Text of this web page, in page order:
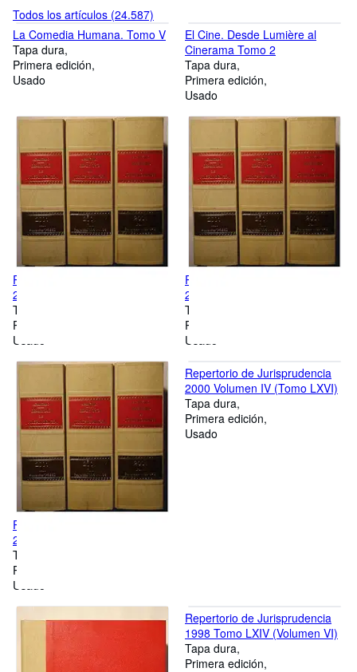
Todos los artículos (24.587)
La Comedia Humana. Tomo V
Tapa dura
Primera edición
Usado
El Cine. Desde Lumière al
Cinerama Tomo 2
Tapa dura
Primera edición
Usado
Repertorio de Jurisprudencia
2001 Vol.II (Tomo LXVII)
Tapa dura
Primera edición
Usado
Repertorio de Jurisprudencia
2001 Volumen III (Tomo LXVII)
Tapa dura
Primera edición
Usado
Repertorio de Jurisprudencia
2001 Vol 1 (Tomo LXVII)
Tapa dura
Primera edición
Usado
Repertorio de Jurisprudencia
2000 Volumen IV (Tomo LXVI)
Tapa dura
Primera edición
Usado
Repertorio de Jurisprudencia
1998 Tomo LXIV (Volumen VI)
Tapa dura
Primera edición